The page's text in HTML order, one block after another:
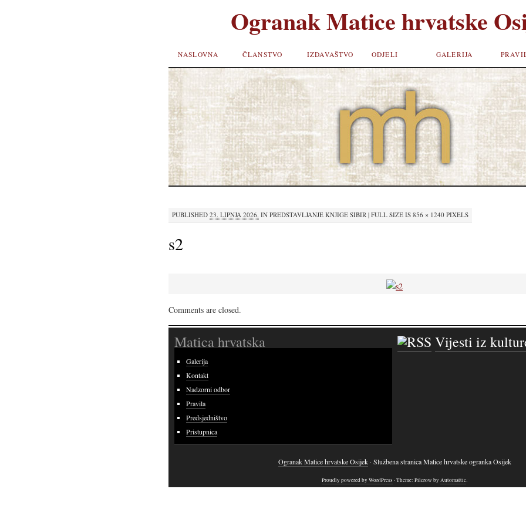
Ogranak Matice hrvatske
SKIP TO
CONTENT
NASLOVNA ČLANSTVO IZDAVAŠTVO ODJELI GALERIJA
PUBLISHED 23. LIPNJA 2026. IN PREDSTAVLJANJE KNJIGE SIBIR | FULL SIZE IS 856 × 1240 PIXELS
s2
Comments are closed.
Matica hrvatska
Galerija
Kontakt
Nadzorni odbor
Pravila
Predsjedništvo
Pristupnica
Vijesti iz
Ogranak Matice hrvatske Osijek· Službena stranica Matice hrvatske ogranka Osijek
Proudly powered by WordPress · Theme: Pilcrow by Automattic.